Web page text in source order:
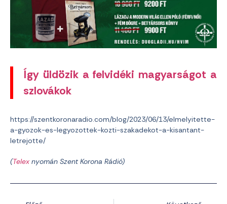
Így üldözik a felvidéki magyarságot a
szlovákok
https://szentkoronaradio.com/blog/2023/06/13/elmelyitette-
a-gyozok-es-legyozottek-kozti-szakadekot-a-kisantant-
letrejotte/
(Telex nyomán Szent Korona Rádió)